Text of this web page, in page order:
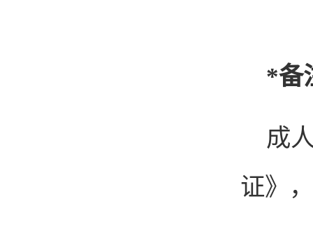
*备
成
证》